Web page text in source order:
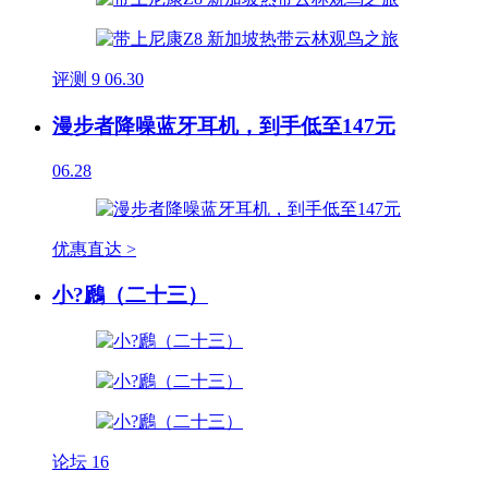
评测 9 06.30
漫步者降噪蓝牙耳机，到手低至147元
06.28
优惠直达 >
小?鷉（二十三）
论坛 16